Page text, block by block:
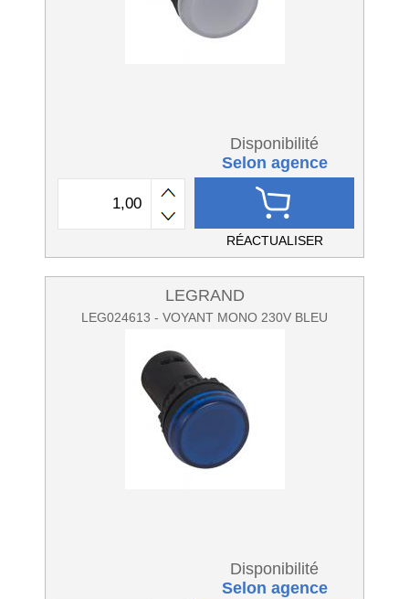
Disponibilité
Selon agence
RÉACTUALISER
LEGRAND
LEG024613 - VOYANT MONO 230V BLEU
Disponibilité
Selon agence